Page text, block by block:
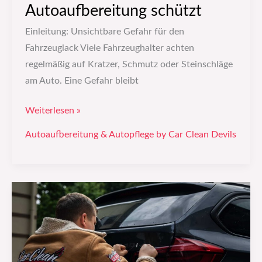
Autoaufbereitung schützt
Einleitung: Unsichtbare Gefahr für den
Fahrzeuglack Viele Fahrzeughalter achten
regelmäßig auf Kratzer, Schmutz oder Steinschläge
am Auto. Eine Gefahr bleibt
Weiterlesen »
Autoaufbereitung & Autopflege by Car Clean Devils
Leasingrückgabe:
Warum
eine
professionelle
Autoaufbereitung